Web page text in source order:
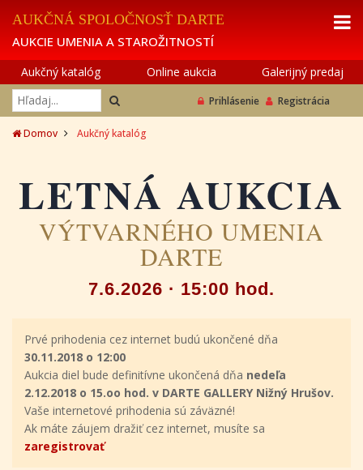
AUKČNÁ SPOLOČNOSŤ DARTE
AUKCIE UMENIA A STAROŽITNOSTÍ
Aukčný katalóg Online aukcia Galerijný predaj
Prihlásenie Registrácia
Domov Aukčný katalóg
LETNÁ AUKCIA
VÝTVARNÉHO UMENIA
DARTE
7.6.2026 · 15:00 hod.
Prvé prihodenia cez internet budú ukončené dňa
30.11.2018 o 12:00
Aukcia diel bude definitívne ukončená dňa nedeľa
2.12.2018 o 15.oo hod. v DARTE GALLERY Nižný Hrušov.
Vaše internetové prihodenia sú záväzné!
Ak máte záujem dražiť cez internet, musíte sa
zaregistrovať